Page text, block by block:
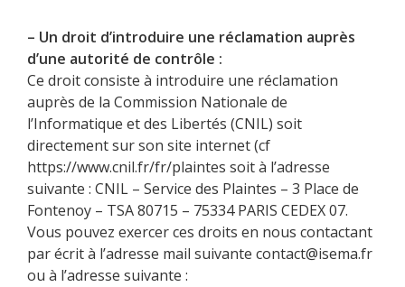
– Un droit d’introduire une réclamation auprès
d’une autorité de contrôle :
Ce droit consiste à introduire une réclamation
auprès de la Commission Nationale de
l’Informatique et des Libertés (CNIL) soit
directement sur son site internet (cf
https://www.cnil.fr/fr/plaintes soit à l’adresse
suivante : CNIL – Service des Plaintes – 3 Place de
Fontenoy – TSA 80715 – 75334 PARIS CEDEX 07.
Vous pouvez exercer ces droits en nous contactant
par écrit à l’adresse mail suivante contact@isema.fr
ou à l’adresse suivante :